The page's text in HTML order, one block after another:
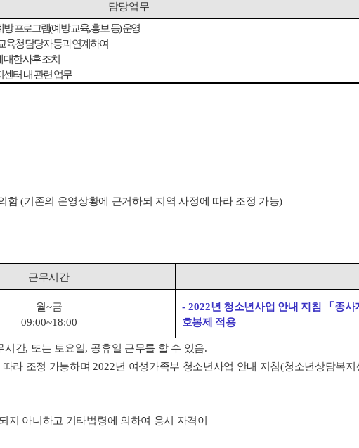
담당업무
방 프로그램(예방 교육,홍보 등)운영
육청 담당자 등과 연계하여
한 사후 조치
터 내 관련 업무
함(기존의 운영상황에 근거하되 지역 사정에 따라 조정 가능)
근무시간
월~금
09:00~18:00
- 2022년 청소년사업 안내 지침 「 종사
호봉제 적용
시간, 또는 토요일, 공휴일 근무를 할 수 있음.
라 조정 가능하며 2022년 여성가족부 청소년사업 안내 지침(청소년상담복지
지 아니하고 기타법령에 의하여 응시 자격이